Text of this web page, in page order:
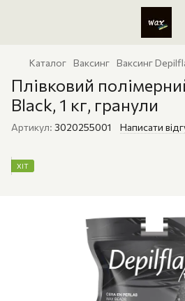
Каталог Ваксинг Ваксинг
Плівковий
Black, 1 кг, гранули
Артикул: 3020255001 Написати
ХІТ